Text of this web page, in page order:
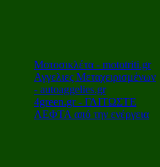
Μοτοσικλέτα - mototriti.gr
Αγγελιες Μεταχειρισμένων
- autoaggelies.gr
4green.gr - ΓΛΙΤΩΣΤΕ
ΛΕΦΤΑ από την ενέργεια